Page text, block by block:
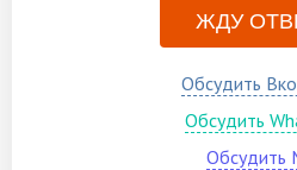
ЖДУ
Обсудить
Обсудить
Обсудить